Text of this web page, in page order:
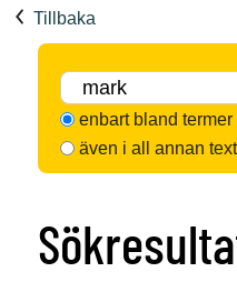
Tillbaka
enbart bland termer
även i all annan text